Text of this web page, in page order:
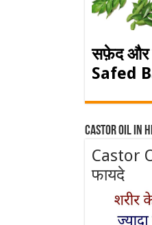
सफ़ेद और
Safed
Castor Oil In
Castor
फायदे